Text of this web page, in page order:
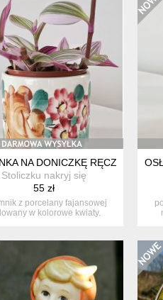
NA DONICZKĘ RĘCZNIE
Stoliczku nakryj się
55 zł
z porcelany fajansowej
w kolorowe kwiaty.